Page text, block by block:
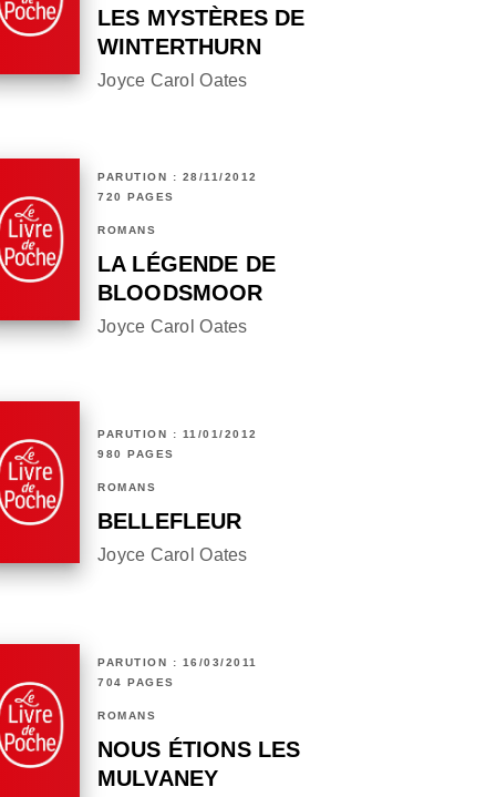
LES MYSTÈRES DE
WINTERTHURN
Joyce Carol Oates
PARUTION : 28/11/2012
720 PAGES
ROMANS
LA LÉGENDE DE
BLOODSMOOR
Joyce Carol Oates
PARUTION : 11/01/2012
980 PAGES
ROMANS
BELLEFLEUR
Joyce Carol Oates
PARUTION : 16/03/2011
704 PAGES
ROMANS
NOUS ÉTIONS LES
MULVANEY